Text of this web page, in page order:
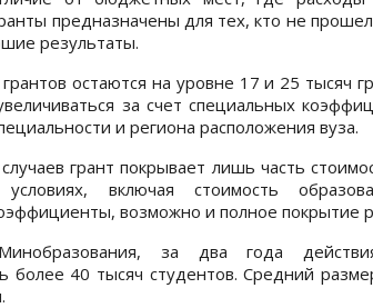
предназначены для тех, кто не
результаты.
остаются на уровне 17 и 25 тысяч
за счет специальных
и региона расположения вуза.
грант покрывает лишь часть
условиях, включая стоимость
возможно и полное покрытие
за два года
более 40 тысяч студентов. Средний